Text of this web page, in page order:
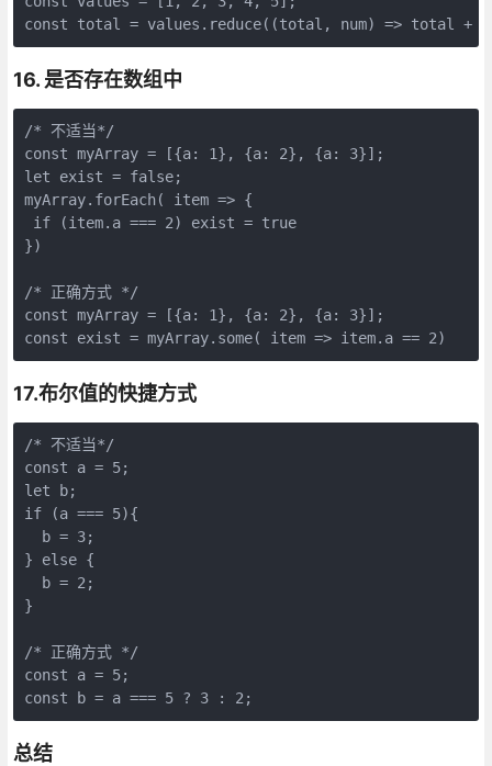
const total = values .reduce((total, num) => total +
16. 是否存在数组中
/* 不适当*/
const myArray = [{a: 1}, {a: 2}, {a: 3
let
exist = false;
myArray.forEach( item => {
if (item. a === 2) exist = true
})
/* 正确方式 */
const myArray = [{a: 1}, {a: 2}, {a: 3}];
const exist = myArray.some( item => item. a == 2)
17.布尔值的快捷方式
/* 不适当*/
const a = 5
let
if (a === 5){
b = 3;
} else {
b = 2 ;
}
/* 正确方式 */
const a = 5;
const b = a === 5 ? 3 : 2 ;
总结